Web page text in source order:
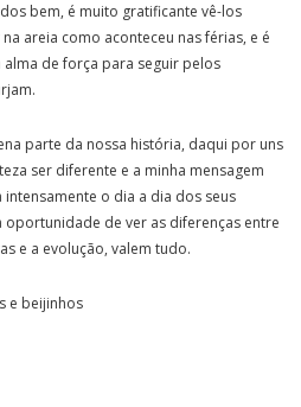
bem, é muito gratificante vê-los
areia como aconteceu nas férias, e é
alma de força para seguir pelos
parte da nossa história, daqui por uns
ser diferente e a minha mensagem
intensamente o dia a dia dos seus
oportunidade de ver as diferenças entre
e a evolução, valem tudo.
e beijinhos